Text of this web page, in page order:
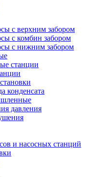
с верхним забором
с комбин забором
с нижним забором
станции
конденсата
давления
и насосных станций